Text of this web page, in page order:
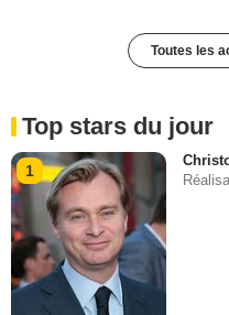
Toutes les
Top stars du jour
1